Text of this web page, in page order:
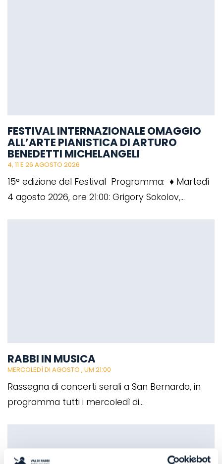
FESTIVAL INTERNAZIONALE OMAGGIO
ALL’ARTE PIANISTICA DI ARTURO
BENEDETTI MICHELANGELI
4, 11 E 26 AGOSTO 2026
15° edizione del Festival Programma: ♦ Martedì
4 agosto 2026, ore 21:00: Grigory Sokolov,...
RABBI IN MUSICA
MERCOLEDÌ DI AGOSTO , UM 21:00
Rassegna di concerti serali a San Bernardo, in
programma tutti i mercoledì di...